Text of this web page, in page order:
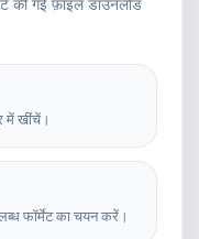
में खींचें।
फॉर्मेट का चयन करें।